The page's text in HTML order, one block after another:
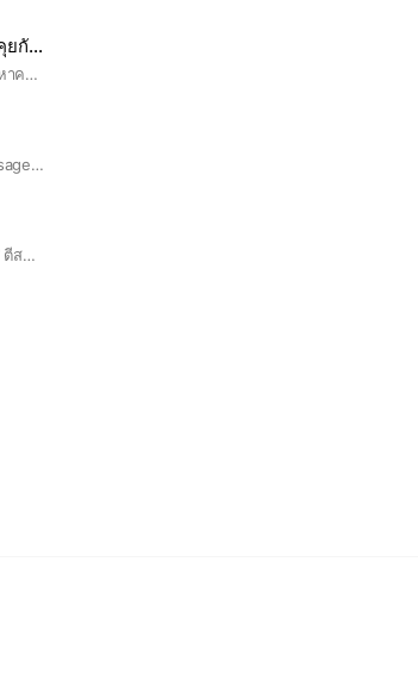
💋🍭โสด เหงา อกหัก แอบแซ่บ มาคุยกัน เเลกไลน์ได้(ตามกฏ)💋🍭🦪
#มาคุยกัน ได้ทุกเรื่อง #ปรึกษาระบาย #หาความรัก #หาสังคม #หามิตรภาพ #รับทุกเพศ ทุกอาชีพ คุยเฮฮาสนุก พี่น้อง #ขอรับอายุ 16 ขึ้นไปนะคะ #ใช้คำสุภาพ ใช้รูปเหมาะสม (รูปจริงของตัวเอง) #รัก#โสด#เหงา#เเอบเเซ่บ#เเอบรัก#เเอบหวัง#เศร้า#เหงา#หาเพื่อน#หาคู่#คนมีคู่#คนเเอบรัก#คนเเอบชอบ#❤️#💋#🦪#🌈#🍭#🎀
@massagechiangmai @relaxingmassagechiangmai
👉ตี 1 เซ็ท 21 แต้ม ✅ มือใหม่ มือเบา ✅ ตีสนุก ออกกำลังกาย ✅ มือหนักที่คุมได้ เล่นกับมือเบาได้ ❌ กรณียกเลิก/นำชื่อออก รบกวนแจ้งก่อน 13:00 น. เพื่อให้ท่านอื่นมีเวลาตัดสินใจต่อ เพื่อไม่ให้เสียสิทธิ์ของท่านอื่น ขอบคุณครับ🙏🏻 ❌ งดเสริฟยิงนะครับ